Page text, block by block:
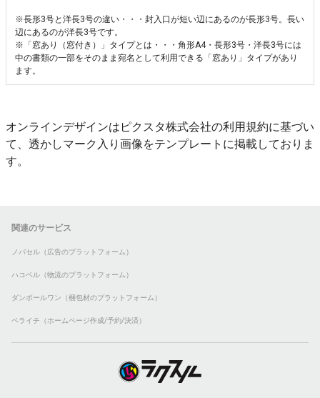
※長形3号と洋長3号の違い・・・封入口が短い辺にあるのが長形3号。長い
辺にあるのが洋長3号です。
※「窓あり（窓付き）」タイプとは・・・角形A4・長形3号・洋長3号には
中の書類の一部をそのまま宛名として利用できる「窓あり」タイプがあり
ます。
オンラインデザインはピクスタ株式会社の利用規約に基づい
て、透かしマーク入り画像をテンプレートに掲載しておりま
す。
関連のサービス
ノバセル（広告のプラットフォーム）
ハコベル（物流のプラットフォーム）
ダンボールワン（梱包材のプラットフォーム）
ペライチ（ホームページ作成/予約/決済）